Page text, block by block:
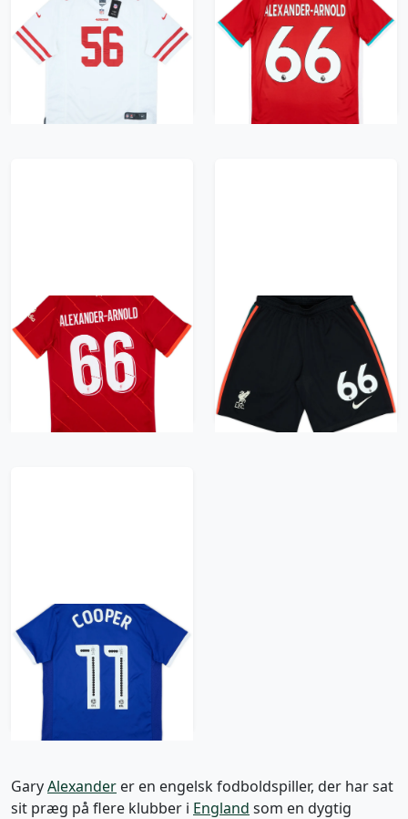
2019-20 San Francisco
49ers Alexander #56
Nike Game Away
Jersey (XL)
2020-21 Liverpool
Home Shirt
Alexander-Arnold #66
- 8/10 - (XL.Boys)
418 kr / £47.99
2021-22 Liverpool
Home Shirt
Alexander-Arnold #66
- 6/10 - (S)
365 kr / £41.99
2021-22 Liverpool
Nike Training Shorts
Arnold) - 9/10 - (S)
313 kr / £35.99
2017-18 Crewe
Alexander Away Shirt
Cooper #11 - 6/10 -
(M.Boys)
157 kr / £17.99
GaryAlexander er en engelsk fodboldspiller, der har sat
sit præg på flere klubber i England som en dygtig